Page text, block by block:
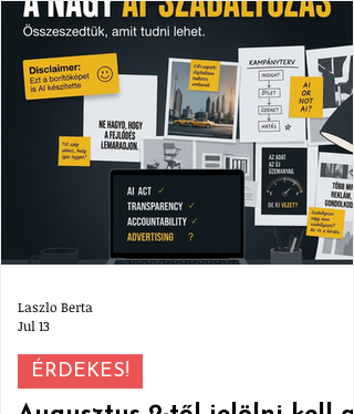
ÉRDEKES!
Laszlo Berta
Jul 13